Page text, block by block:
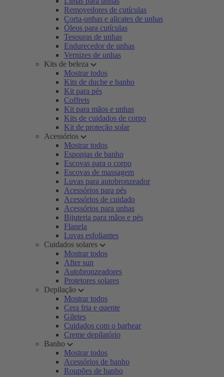
Removedores de cutículas
Corta-unhas e alicates de unhas
Óleos para cutículas
Tesouras de unhas
Endurecedor de unhas
Vernizes de unhas
Kits de beleza
Mostrar todos
Kits de duche e banho
Kit para pés
Coffrets
Kit para mãos e unhas
Kits de cuidados de corpo
Kit de proteção solar
Acessórios
Mostrar todos
Esponjas de banho
Escovas para o corpo
Escovas de massagem
Luvas para autobronzeador
Acessórios para pés
Acessórios de cuidado
Acessórios para unhas
Bijuteria para mãos e pés
Flanela
Luvas esfoliantes
Cuidados solares
Mostrar todos
After sun
Autobronzeadores
Protetores solares
Depilação
Mostrar todos
Cera fria e quente
Giletes
Cuidados com o barbear
Creme depilatório
Banho
Mostrar todos
Acessórios de banho
Roupões de banho